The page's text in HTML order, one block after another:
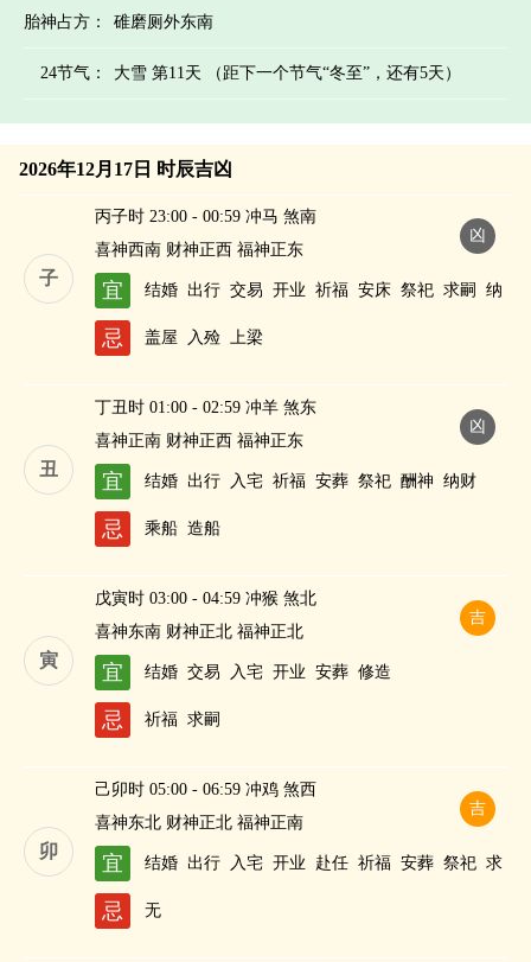
胎神占方： 碓磨厕外东南
24节气： 大雪 第11天 （距下一个节气“冬至”，还有5天）
2026年12月17日 时辰吉凶
子
凶
丙子时 23:00 - 00:59 冲马 煞南
喜神西南 财神正西 福神正东
宜 结婚 出行 交易 开业 祈福 安床 祭祀 求嗣
纳
财
忌 盖屋 入殓 上梁
丑
凶
丁丑时 01:00 - 02:59 冲羊 煞东
喜神正南 财神正西 福神正东
宜 结婚 出行 入宅 祈福 安葬 祭祀 酬神 纳财
忌 乘船 造船
寅
吉
戊寅时 03:00 - 04:59 冲猴 煞北
喜神东南 财神正北 福神正北
宜 结婚 交易 入宅 开业 安葬 修造
忌 祈福 求嗣
卯
吉
己卯时 05:00 - 06:59 冲鸡 煞西
喜神东北 财神正北 福神正南
宜 结婚 出行 入宅 开业 赴任 祈福 安葬 祭祀 求
忌 无